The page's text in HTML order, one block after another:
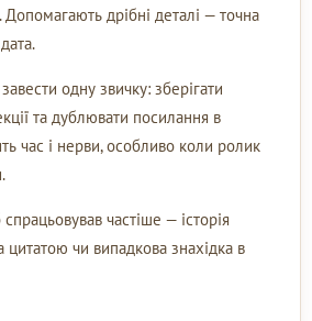
дрібні деталі — точна
одну звичку: зберігати
та дублювати посилання в
час і нерви, особливо коли ролик
частіше — історія
цитатою чи випадкова знахідка в